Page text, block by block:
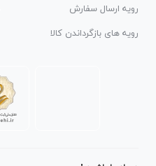
رویه ارسال سفارش
رویه های بازگرداندن کالا